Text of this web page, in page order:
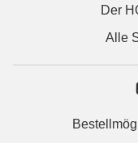
Der
Alle